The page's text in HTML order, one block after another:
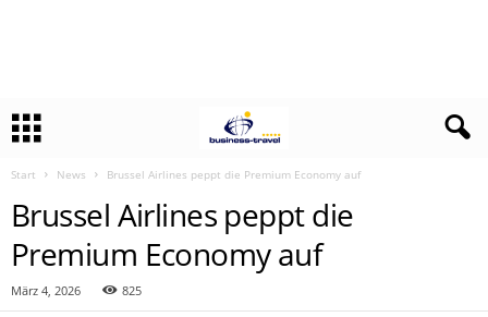
Start News Brussel Airlines peppt die Premium Economy auf
Brussel Airlines peppt die
Premium Economy auf
März 4, 2026 825